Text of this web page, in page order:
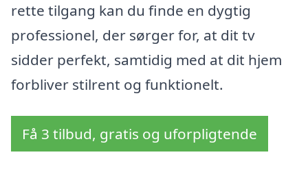
rette tilgang kan du finde en dygtig
professionel, der sørger for, at dit tv
sidder perfekt, samtidig med at dit hjem
forbliver stilrent og funktionelt.
Få 3 tilbud, gratis og uforpligtende